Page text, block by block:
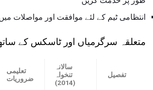
انتظامی ٹیم کے لئے موافقت اور مواصلات
متعلقہ سرگرمیاں اور ٹاسکس کے ساتھ
تفصیل
سالانہ
تنخواہ
(2014)
تعلیمی
ضروریات